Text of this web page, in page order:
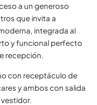
a un generoso
que invita a
integrada al
y funcional perfecto
recepción.
con receptáculo de
y ambos con salida